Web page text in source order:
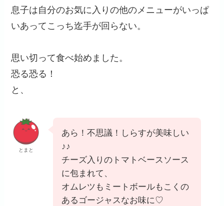
息子は自分のお気に入りの他のメニューがいっぱ
いあってこっち迄手が回らない。
思い切って食べ始めました。
恐る恐る！
と、
とまと
あら！不思議！しらすが美味しい
♪♪
チーズ入りのトマトベースソース
に包まれて、
オムレツもミートボールもこくの
あるゴージャスなお味に♡